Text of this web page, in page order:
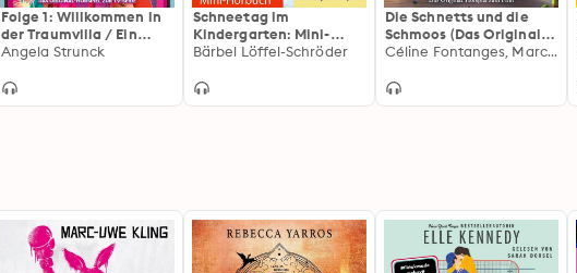
Folge 1: Willkommen in
der Traumvilla / Ein
Geschenk für Chelsea
zur TV-Serie)
Angela Strunck
Schneetag im
Kindergarten: Mini-
Hörbuch
Bärbel Löffel-Schröder
Die Schnetts und die
Schmoos (Das Original-
Hörspiel zum Film)
Céline Fontanges, Marcus Giersch